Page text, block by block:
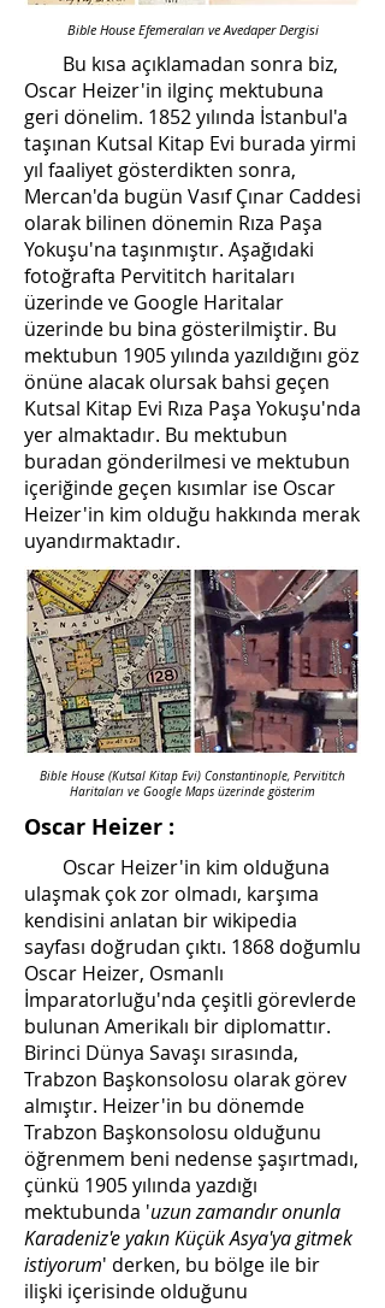
Bible House Efemeraları ve Avedaper Dergisi
Bu kısa açıklamadan sonra biz,
Oscar Heizer'in ilginç mektubuna
geri dönelim. 1852 yılında İstanbul'a
taşınan Kutsal Kitap Evi burada yirmi
yıl faaliyet gösterdikten sonra,
Mercan'da bugün Vasıf Çınar Caddesi
olarak bilinen dönemin Rıza Paşa
Yokuşu'na taşınmıştır. Aşağıdaki
fotoğrafta Pervititch haritaları
üzerinde ve Google Haritalar
üzerinde bu bina gösterilmiştir. Bu
mektubun 1905 yılında yazıldığını göz
önüne alacak olursak bahsi geçen
Kutsal Kitap Evi Rıza Paşa Yokuşu'nda
yer almaktadır. Bu mektubun
buradan gönderilmesi ve mektubun
içeriğinde geçen kısımlar ise Oscar
Heizer'in kim olduğu hakkında merak
uyandırmaktadır.
Bible House (Kutsal Kitap Evi) Constantinople, Pervititch
Haritaları ve Google Maps üzerinde gösterim
Oscar Heizer :
Oscar Heizer'in kim olduğuna
ulaşmak çok zor olmadı, karşıma
kendisini anlatan bir wikipedia
sayfası doğrudan çıktı. 1868 doğumlu
Oscar Heizer, Osmanlı
İmparatorluğu'nda çeşitli görevlerde
bulunan Amerikalı bir diplomattır.
Birinci Dünya Savaşı sırasında,
Trabzon Başkonsolosu olarak görev
almıştır. Heizer'in bu dönemde
Trabzon Başkonsolosu olduğunu
öğrenmem beni nedense şaşırtmadı,
çünkü 1905 yılında yazdığı
mektubunda 'uzun zamandır onunla
Karadeniz'e yakın Küçük Asya'ya gitmek
istiyorum' derken, bu bölge ile bir
ilişki içerisinde olduğunu